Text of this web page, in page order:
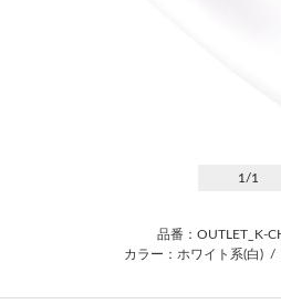
1 /1
品番：OUTLET_K-
カラー：ホワイト系(白) /